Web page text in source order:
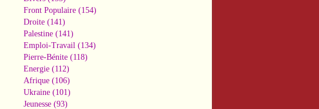
Front Populaire (154)
Droite (141)
Palestine (141)
Emploi-Travail (134)
Pierre-Bénite (118)
Energie (112)
Afrique (106)
Ukraine (101)
Jeunesse (93)